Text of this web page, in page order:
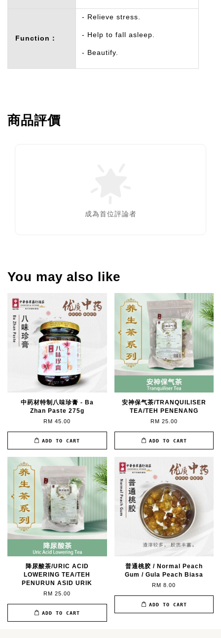
Function：
- Relieve stress.
- Help to fall asleep.
- Beautify.
商品評價
成為首位評論者
You may also like
中药材特制八味珍膏 - Ba
Zhan Paste 275g
RM 45.00
ADD TO CART
安神保气茶/TRANQUILISER
TEA/TEH PENENANG
RM 25.00
ADD TO CART
降尿酸茶/URIC ACID
LOWERING TEA/TEH
PENURUN ASID URIK
RM 25.00
ADD TO CART
普通桃胶 / Normal Peach
Gum / Gula Peach Biasa
RM 8.00
ADD TO CART